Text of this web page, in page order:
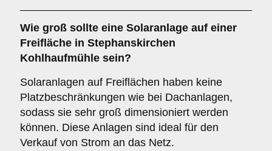
Wie groß sollte eine Solaranlage auf einer
Freifläche in Stephanskirchen
Kohlhaufmühle sein?
Solaranlagen auf Freiflächen haben keine
Platzbeschränkungen wie bei Dachanlagen,
sodass sie sehr groß dimensioniert werden
können. Diese Anlagen sind ideal für den
Verkauf von Strom an das Netz.